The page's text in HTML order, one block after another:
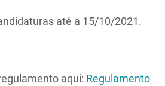
até a 15/10/2021.
aqui: Regulamento